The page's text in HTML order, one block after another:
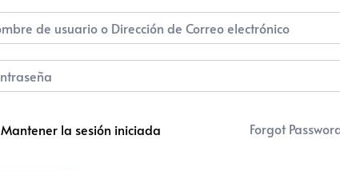
Mantener la sesión iniciada Forgot